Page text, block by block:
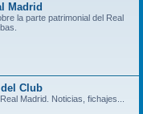
Madrid
la parte patrimonial del Real
Club
Madrid. Noticias, fichajes...